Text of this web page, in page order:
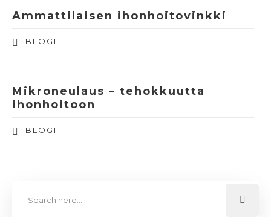
Ammattilaisen ihonhoitovinkki
BLOGI
Mikroneulaus – tehokkuutta
ihonhoitoon
BLOGI